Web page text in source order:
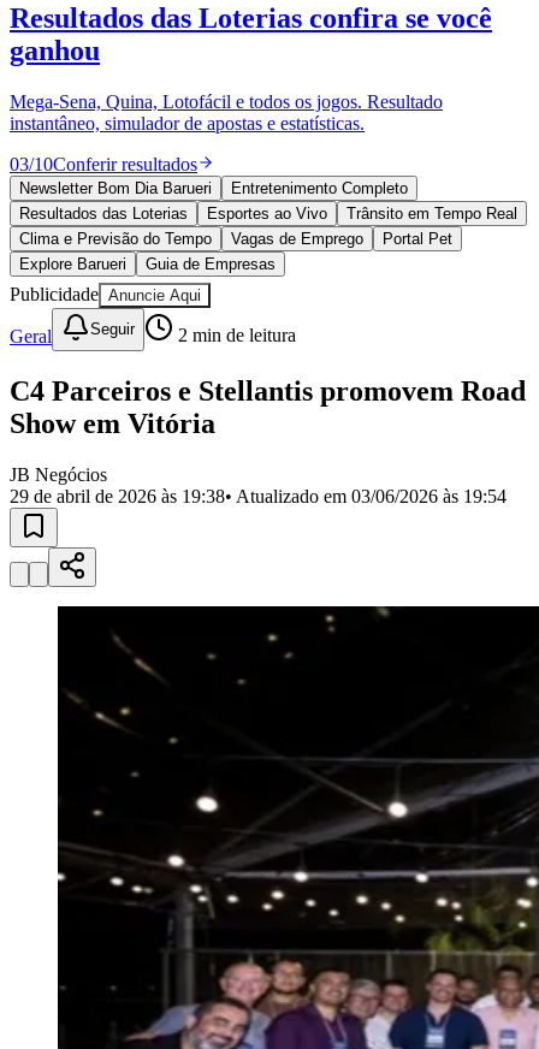
Anuncie no Portal
Cadastrar Empresa
Divulgar Vagas
Política
Esportes
Saúde
Segurança
Cultura
Meio Ambiente
Obras
Educação
Bairros de Barueri
Selecione sua regiãoPara notícias da sua região
JubranBelval
VistaCalifórniaCarapicuíbaCentroChácaras MarcoCidades da
Região
Militar
Califórnia Jardim dos Altos
Esperança Jardim Graziela
Jardim Reginalice
Jardim São Pedro Jardim São Silvestre
Jardim Tupanci Mutinga Nova Aldeinha
Parque Santa Luzia
do Bom Jesus
Recanto Phrynéa
Silveira
Vila Márcia
Vila Nossa Sra. da
Vila Porto
Guia de Empresas
Divulgar Vagas
Novo
Publicidade Legal
Negócios Regionais
Segurança Regional
Hospitais Estaduais
Parques & Represas
Resultados das Loterias confira se você
ganhou
Mega-Sena, Quina, Lotofácil e todos os jogos. Resultado
instantâneo, simulador de apostas e estatísticas.
03/10Conferir resultados
Newsletter Bom Dia Barueri
Entretenimento Completo
Resultados das Loterias
Esportes ao Vivo
Trânsito em Tempo Real
Clima e Previsão do Tempo
Vagas de Emprego
Portal Pet
Explore Barueri
Guia de Empresas
Publicidade Anuncie Aqui
Geral Seguir 2 min de leitura
C4 Parceiros e Stellantis promovem Road
Show em Vitória
JB Negócios
29 de abril de 2026 às 19:38• Atualizado em 03/06/2026 às 19:54